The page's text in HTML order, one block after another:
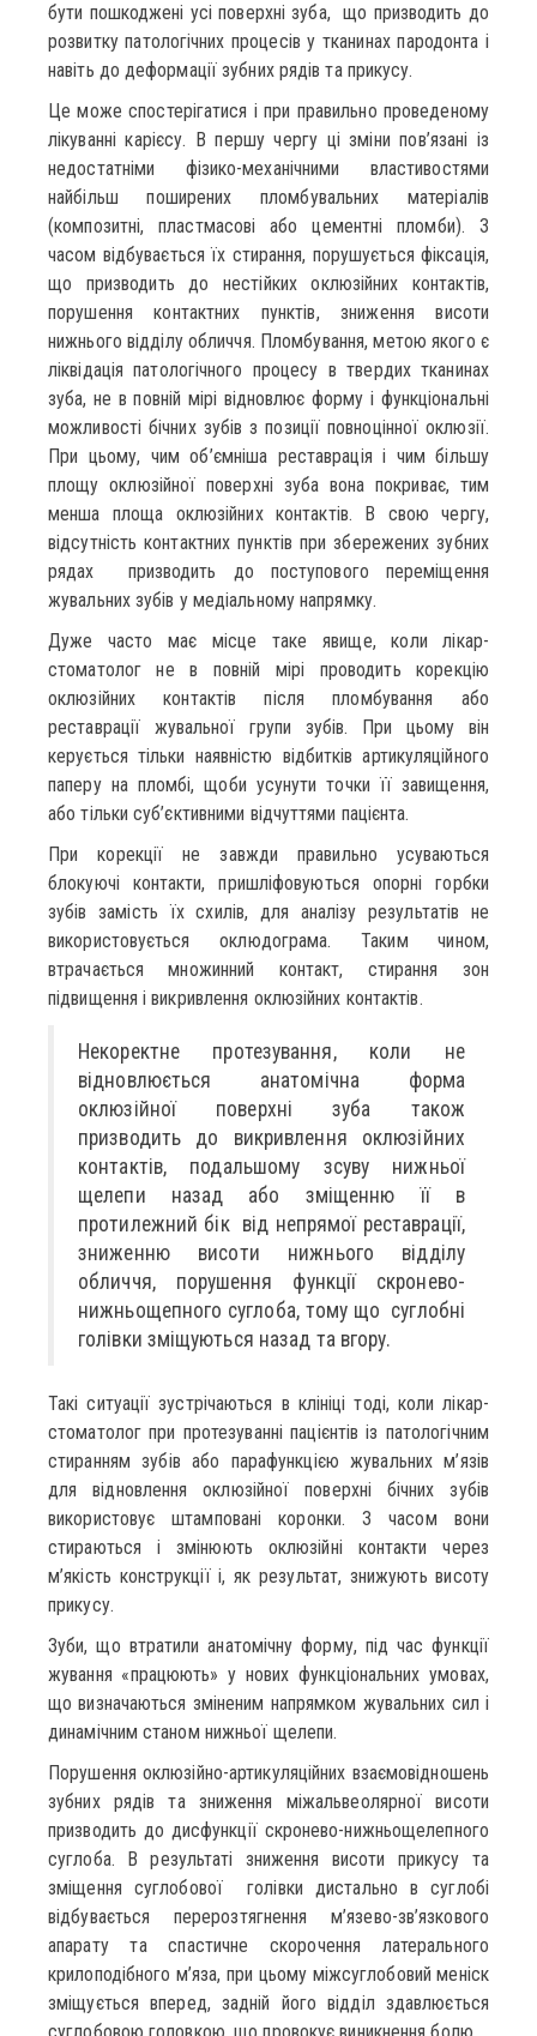
бути пошкоджені усі поверхні зуба, що призводить до
розвитку патологічних процесів у тканинах пародонта і
навіть до деформації зубних рядів та прикусу.
Це може спостерігатися і при правильно проведеному
лікуванні карієсу. В першу чергу ці зміни пов’язані із
недостатніми фізико-механічними властивостями
найбільш поширених пломбувальних матеріалів
(композитні, пластмасові або цементні пломби). З
часом відбувається їх стирання, порушується фіксація,
що призводить до нестійких оклюзійних контактів,
порушення контактних пунктів, зниження висоти
нижнього відділу обличчя. Пломбування, метою якого є
ліквідація патологічного процесу в твердих тканинах
зуба, не в повній мірі відновлює форму і функціональні
можливості бічних зубів з позиції повноцінної оклюзії.
При цьому, чим об’ємніша реставрація і чим більшу
площу оклюзійної поверхні зуба вона покриває, тим
менша площа оклюзійних контактів. В свою чергу,
відсутність контактних пунктів при збережених зубних
рядах призводить до поступового переміщення
жувальних зубів у медіальному напрямку.
Дуже часто має місце таке явище, коли лікар-
стоматолог не в повній мірі проводить корекцію
оклюзійних контактів після пломбування або
реставрації жувальної групи зубів. При цьому він
керується тільки наявністю відбитків артикуляційного
паперу на пломбі, щоби усунути точки її завищення,
або тільки суб’єктивними відчуттями пацієнта.
При корекції не завжди правильно усуваються
блокуючі контакти, пришліфовуються опорні горбки
зубів замість їх схилів, для аналізу результатів не
використовується оклюдограма. Таким чином,
втрачається множинний контакт, стирання зон
підвищення і викривлення оклюзійних контактів.
Некоректне протезування, коли не
відновлюється анатомічна форма
оклюзійної поверхні зуба також
призводить до викривлення оклюзійних
контактів, подальшому зсуву нижньої
щелепи назад або зміщенню її в
протилежний бік від непрямої реставрації,
зниженню висоти нижнього відділу
обличчя, порушення функції скронево-
нижньощепного суглоба, тому що суглобні
голівки зміщуються назад та вгору.
Такі ситуації зустрічаються в клініці тоді, коли лікар-
стоматолог при протезуванні пацієнтів із патологічним
стиранням зубів або парафункцією жувальних м’язів
для відновлення оклюзійної поверхні бічних зубів
використовує штамповані коронки. З часом вони
стираються і змінюють оклюзійні контакти через
м’якість конструкції і, як результат, знижують висоту
прикусу.
Зуби, що втратили анатомічну форму, під час функції
жування «працюють» у нових функціональних умовах,
що визначаються зміненим напрямком жувальних сил і
динамічним станом нижньої щелепи.
Порушення оклюзійно-артикуляційних взаємовідношень
зубних рядів та зниження міжальвеолярної висоти
призводить до дисфункції скронево-нижньощелепного
суглоба. В результаті зниження висоти прикусу та
зміщення суглобової голівки дистально в суглобі
відбувається перерозтягнення м’язево-зв’язкового
апарату та спастичне скорочення латерального
крилоподібного м’яза, при цьому міжсуглобовий меніск
зміщується вперед, задній його відділ здавлюється